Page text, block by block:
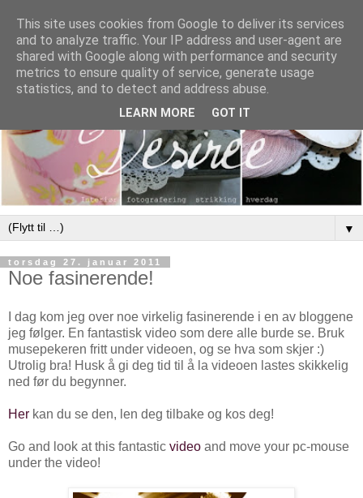
▼
torsdag 27. januar 2011
Noe fasinerende!
I dag kom jeg over noe virkelig fasinerende i en av bloggene
jeg følger. En fantastisk video som dere alle burde se. Bruk
musepekeren fritt under videoen, og se hva som skjer :)
Utrolig bra! Husk å gi deg tid til å la videoen lastes skikkelig
ned før du begynner.
Her kan du se den, len deg tilbake og kos deg!
Go and look at this fantastic video and move your pc-mouse
under the video!
This site uses cookies from Google to deliver its services
and to analyze traffic. Your IP address and user-agent are
shared with Google along with performance and security
metrics to ensure quality of service, generate usage
statistics, and to detect and address abuse.
LEARN MORE GOT IT